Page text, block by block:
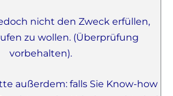
nicht den Zweck erfüllen,
zu wollen. (Überprüfung
vorbehalten).
außerdem: falls Sie Know-how